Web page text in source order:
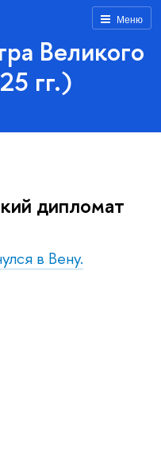
Меню
Великого
гг.)
дипломат
в Вену.